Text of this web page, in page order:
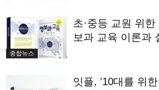
종합뉴스
초·중등 교원 위한
보과 교육 이론과
잇플, ’10대를 위